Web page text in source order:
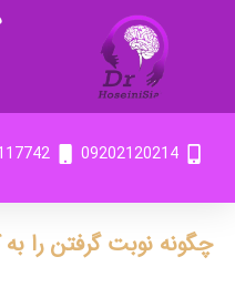
09202120214
چگونه نوبت گرفتن را